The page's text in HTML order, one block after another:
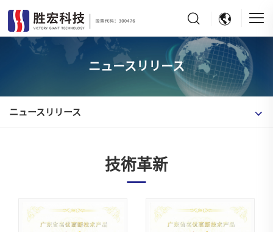
ニュースリリース
ニュースリリース
技術革新